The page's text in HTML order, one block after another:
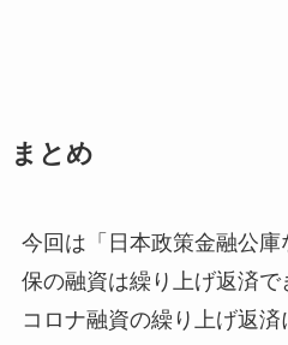
まとめ
今回は「日本政策金融公
保の融資は繰り上げ返済
コロナ融資の繰り上げ返